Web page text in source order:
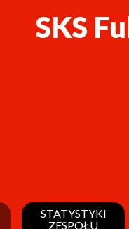
SKS
STATYSTYKI
ZESPOŁU